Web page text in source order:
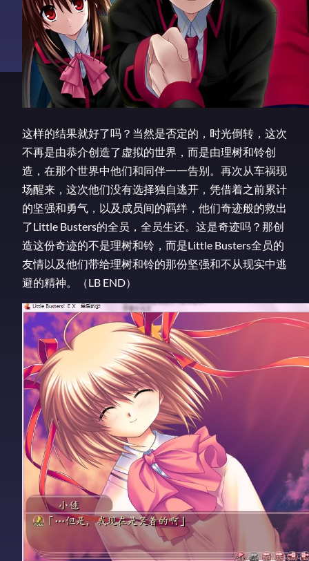
这样的结果就好了吗？当然是否定的，时光倒转，这次
不再是由恭介创造了虚拟的世界，而是由理树和铃创
造，在那个世界中他们和同伴一一告别。再次从车祸现
场醒来，这次他们没有选择独自逃开，凭借着之前累计
的坚强和勇气，以及成员间的羁绊，他们奇迹般的救出
了Little Busters的全员，全员生还。这是奇迹吗？那创
造这份奇迹的不是理树和铃，而是Little Busters全员的
友情以及他们带给理树和铃的那份坚强和不从现实中逃
避的精神。（LB END）